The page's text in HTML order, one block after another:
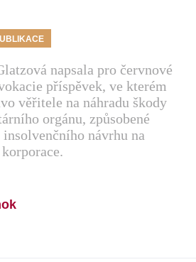
napsala pro červnové
příspěvek, ve kterém
věřitele na náhradu škody
orgánu, způsobené
návrhu na